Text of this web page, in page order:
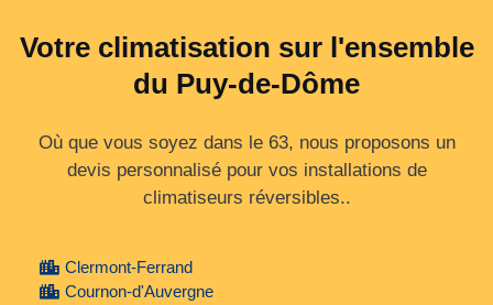
Votre climatisation sur l'ensemble
du Puy-de-Dôme
Où que vous soyez dans le 63, nous proposons un
devis personnalisé pour vos installations de
climatiseurs réversibles..
Clermont-Ferrand
Cournon-d'Auvergne